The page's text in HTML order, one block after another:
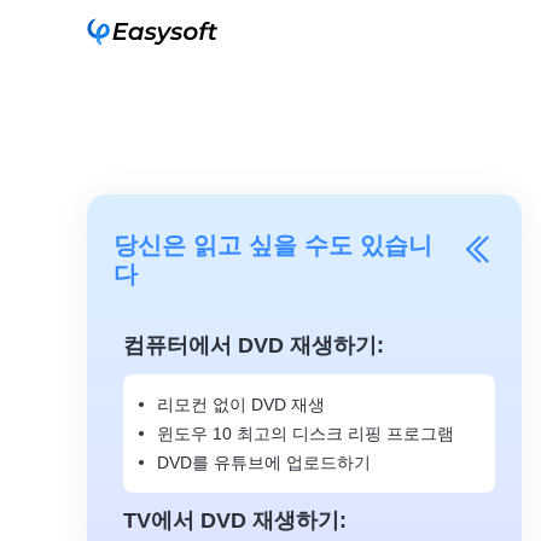
당신은 읽고 싶을 수도 있습니
다
컴퓨터에서 DVD 재생하기:
리모컨 없이 DVD 재생
윈도우 10 최고의 디스크 리핑 프로그램
DVD를 유튜브에 업로드하기
TV에서 DVD 재생하기: